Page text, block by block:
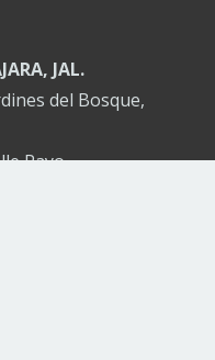
JAL.
del Bosque,
Rayo